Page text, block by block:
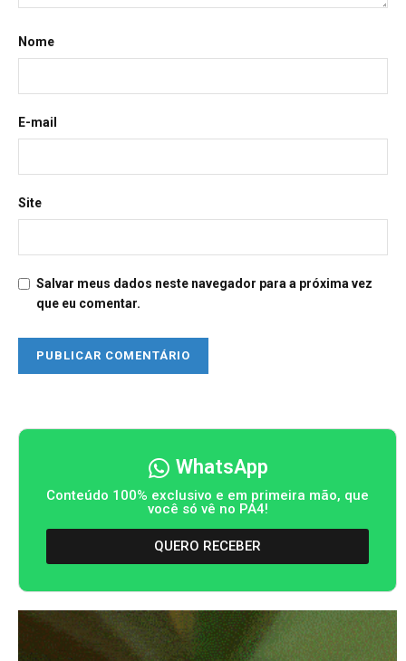
Nome
E-mail
Site
Salvar meus dados neste navegador para a próxima vez
que eu comentar.
WhatsApp
Conteúdo 100% exclusivo e em primeira mão, que
você só vê no PA4!
QUERO RECEBER